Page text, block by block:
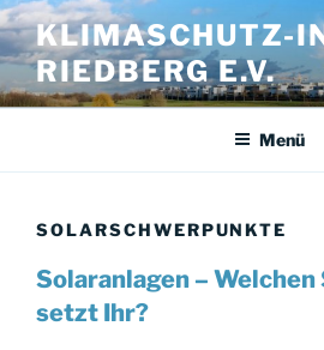
Zum
Inhalt
springen
KLIMASCHUTZ-
RIEDBERG E.V.
Menü
SOLARSCHWERPUNKTE
Solaranlagen –
setzt Ihr?